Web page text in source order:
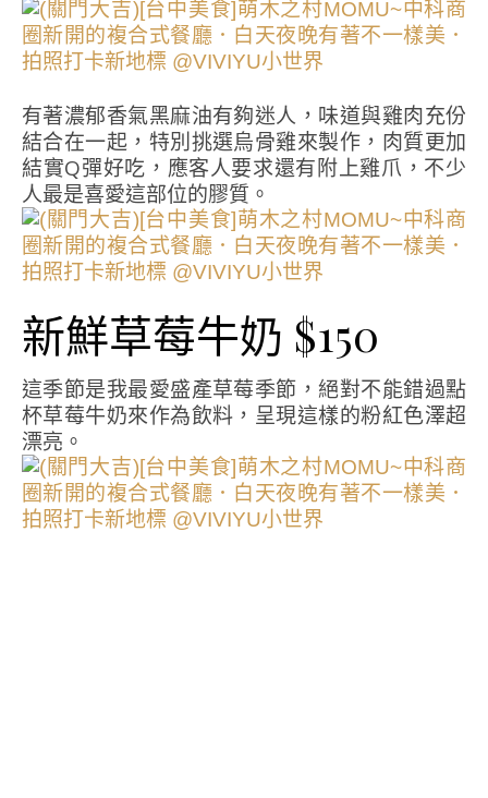
有著濃郁香氣黑麻油有夠迷人，味道與雞肉充份
結合在一起，特別挑選烏骨雞來製作，肉質更加
結實Q彈好吃，應客人要求還有附上雞爪，不少
人最是喜愛這部位的膠質。
新鮮草莓牛奶 $150
這季節是我最愛盛產草莓季節，絕對不能錯過點
杯草莓牛奶來作為飲料，呈現這樣的粉紅色澤超
漂亮。